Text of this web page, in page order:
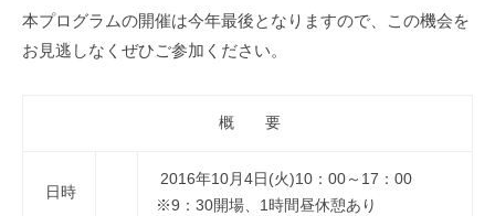
本プログラムの開催は今年最後となりますので、この機会を
お見逃しなくぜひご参加ください。
概 要
日時
2016年10月4日(火)10：00～17：00
※9：30開場、1時間昼休憩あり